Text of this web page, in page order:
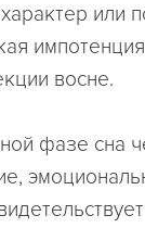
или
восне.
фазе сна